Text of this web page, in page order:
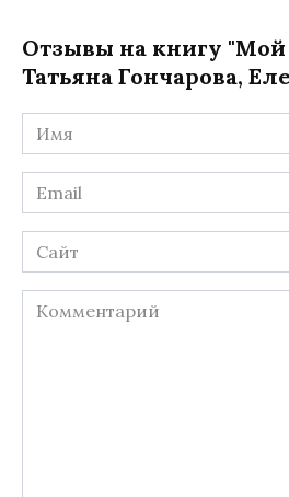
Отзывы на книгу
Татьяна Гончарова,
Имя
*
Email
*
Сайт
Комментарий